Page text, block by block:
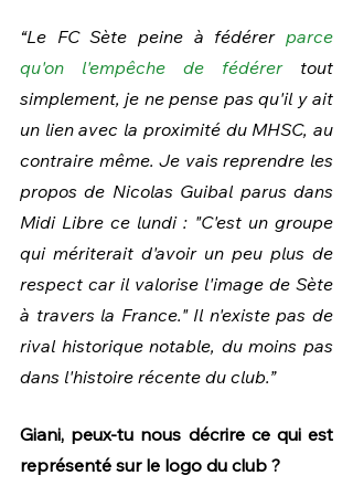
“Le FC Sète peine à fédérer parce
qu'on l'empêche de fédérer tout
simplement, je ne pense pas qu'il y ait
un lien avec la proximité du MHSC, au
contraire même. Je vais reprendre les
propos de Nicolas Guibal parus dans
Midi Libre ce lundi : "C'est un groupe
qui mériterait d'avoir un peu plus de
respect car il valorise l'image de Sète
à travers la France." Il n'existe pas de
rival historique notable, du moins pas
dans l'histoire récente du club.”
Giani, peux-tu nous décrire ce qui est
représenté sur le logo du club ?